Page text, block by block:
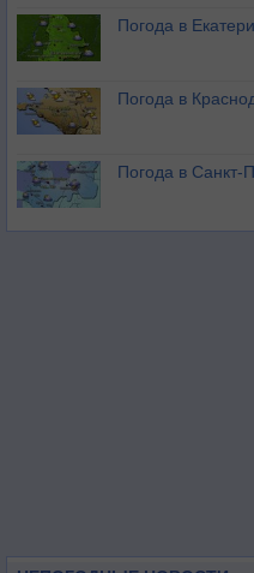
Погода в
Погода в
Погода в Санкт-